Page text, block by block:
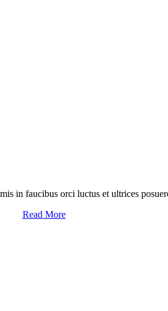
in faucibus orci luctus et ultrices
Read More